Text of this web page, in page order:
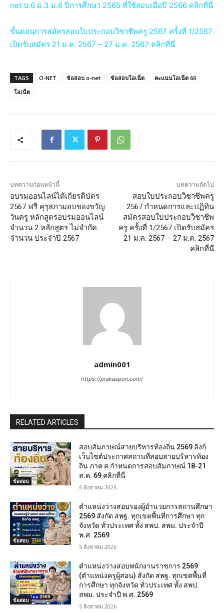
net ป.6 ม.3 ม.6 ปีการศึกษา 2565 ที่ใช้สอบเมื่อปี 2566 คลิกที่นี่
ขั้นตอนการสมัครสอบใบประกอบวิชาชีพครู 2567 ครั้งที่ 1/2567
เปิดรับสมัคร 21 ม.ค. 2567 – 27 ม.ค. 2567 คลิกที่นี่
TAGS O-NET ข้อสอบ o-net ข้อสอบโอเน็ต
คะแนนโอเน็ต 66
โอเน็ต
บทความก่อนหน้านี้
อบรมออนไลน์ได้เกียรติบัตร
2567 ฟรี คุรุสภามอบของขวัญ
วันครู หลักสูตรอบรมออนไลน์
จำนวน 2 หลักสูตร ไม่จำกัด
จำนวน ประจำปี 2567
บทความถัดไป
สอบใบประกอบวิชาชีพครู
2567 กำหนดการและปฏิทิน
สมัครสอบใบประกอบวิชาชีพ
ครู ครั้งที่ 1/2567 เปิดรับสมัคร
21 ม.ค. 2567 – 27 ม.ค. 2567
คลิกที่นี่
admin001
https://prakaspon.com/
RELATED ARTICLES
ข้อสอบ
สอบสัมภาษณ์สายบริหารท้องถิ่น 2569 ลิงก์
เว็บไซต์ประกาศสถานที่สอบสายบริหารท้อง
ถิ่น ภาค ค กำหนดการสอบสัมภาษณ์ 18-21
ส.ค. 69 คลิกที่นี่
6 สิงหาคม 2026
ข้อสอบ
ตำแหน่งว่างสอบรองผู้อำนวยการสถานศึกษา
2569 สังกัด สพฐ. ทุกเขตพื้นที่การศึกษา ทุก
จังหวัด ทั่วประเทศ ทั้ง สพป. สพม. ประจำปี
พ.ศ. 2569
5 สิงหาคม 2026
ข้อสอบ
ตำแหน่งว่างสอบพนักงานราชการ 2569
(ตำแหน่งครูผู้สอน) สังกัด สพฐ. ทุกเขตพื้นที่
การศึกษา ทุกจังหวัด ทั่วประเทศ ทั้ง สพป.
สพม. ประจำปี พ.ศ. 2569
5 สิงหาคม 2026